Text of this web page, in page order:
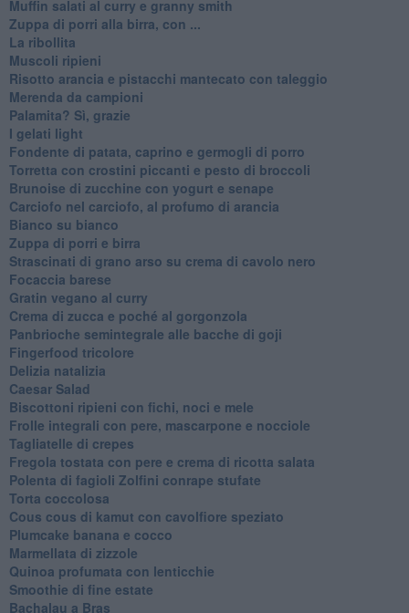
Muffin salati al curry e granny smith
Zuppa di porri alla birra, con ...
La ribollita
Muscoli ripieni
Risotto arancia e pistacchi mantecato con taleggio
Merenda da campioni
Palamita? Sì, grazie
I gelati light
Fondente di patata, caprino e germogli di porro
Torretta con crostini piccanti e pesto di broccoli
Brunoise di zucchine con yogurt e senape
Carciofo nel carciofo, al profumo di arancia
Bianco su bianco
Zuppa di porri e birra
Strascinati di grano arso su crema di cavolo nero
Focaccia barese
Gratin vegano al curry
Crema di zucca e poché al gorgonzola
Panbrioche semintegrale alle bacche di goji
Fingerfood tricolore
Delizia natalizia
Caesar Salad
Biscottoni ripieni con fichi, noci e mele
Frolle integrali con pere, mascarpone e nocciole
Tagliatelle di crepes
Fregola tostata con pere e crema di ricotta salata
Polenta di fagioli Zolfini conrape stufate
Torta coccolosa
Cous cous di kamut con cavolfiore speziato
Plumcake banana e cocco
Marmellata di zizzole
Quinoa profumata con lenticchie
Smoothie di fine estate
Bachalau a Bras